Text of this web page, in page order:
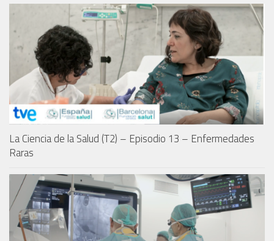
La Ciencia de la Salud (T2) – Episodio 13 – Enfermedades
Raras